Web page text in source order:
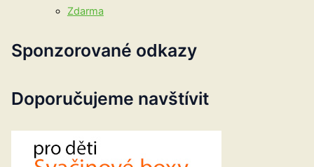
Zdarma
Sponzorované odkazy
Doporučujeme navštívit